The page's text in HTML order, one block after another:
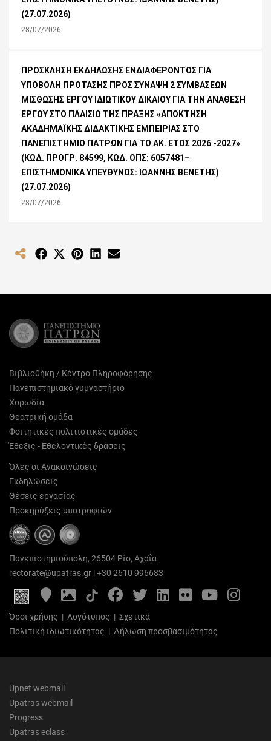
(27.07.2026)
28/07/2026
ΠΡΟΣΚΛΗΣΗ ΕΚΔΗΛΩΣΗΣ ΕΝΔΙΑΦΕΡΟΝΤΟΣ ΓΙΑ
ΥΠΟΒΟΛΗ ΠΡΟΤΑΣΗΣ ΠΡΟΣ ΣΥΝΑΨΗ 2 ΣΥΜΒΑΣΕΩΝ
ΜΙΣΘΩΣΗΣ ΕΡΓΟΥ ΙΔΙΩΤΙΚΟΥ ΔΙΚΑΙΟΥ ΓΙΑ ΤΗΝ ΑΝΑΘΕΣΗ
ΕΡΓΟΥ ΣΤΟ ΠΛΑΙΣΙΟ ΤΗΣ ΠΡΑΞΗΣ «ΑΠΟΚΤΗΣΗ
ΑΚΑΔΗΜΑΪΚΗΣ ΔΙΔΑΚΤΙΚΗΣ ΕΜΠΕΙΡΙΑΣ ΣΤΟ
ΠΑΝΕΠΙΣΤΗΜΙΟ ΠΑΤΡΩΝ ΓΙΑ ΤΟ ΑΚ. ΕΤΟΣ 2026 -2027»
(ΚΩΔ. ΠΡΟΓΡ. 84599, ΚΩΔ. ΟΠΣ: 6057481–
ΕΠΙΣΤΗΜΟΝΙΚΑ ΥΠΕΥΘΥΝΟΣ: ΙΩΑΝΝΗΣ ΒΕΝΕΤΗΣ)
(27.07.2026)
28/07/2026
Share Share
(Twitter)
Share Share
Βιβλιοθήκη / Κέντρο Πληροφόρησης
Πανεπιστημιακό γυμναστήριο
Χορωδία
Θεατρική ομάδα
Φοιτητικές πολιτιστικές ομάδες
Έθεξις - Εθελοντικές δράσεις
Όλες οι Ανακοινώσεις
Εκδηλώσεις
Θέσεις εργασίας
Προκηρύξεις υποτροφιών
Πανεπιστημιούπολη, 26504 Ρίο, Αχαΐα
rectorate@upatras.gr |+30 2610 996683
Google
Maps
Photo
Gallery
FacebookTwitterLinkedIn
FlickrYouTube
Όροι χρήσης | Λογότυπος | Σχετικά
Πολιτική ιδιωτικότητας | Δήλωση προσβασιμότητας
Upnet webmail
Upatras webmail
Progress
Upatras eclass